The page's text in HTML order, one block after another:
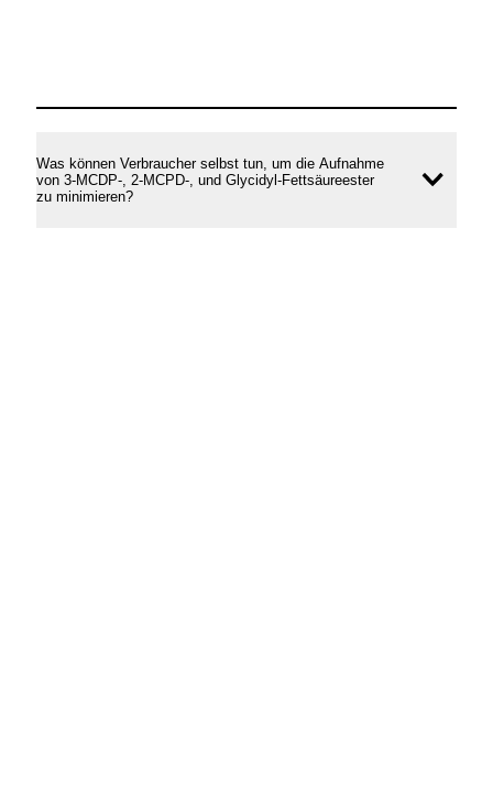
Was können Verbraucher selbst tun, um die Aufnahme
von 3-MCDP-, 2-MCPD-, und Glycidyl-Fettsäureester
zu minimieren?